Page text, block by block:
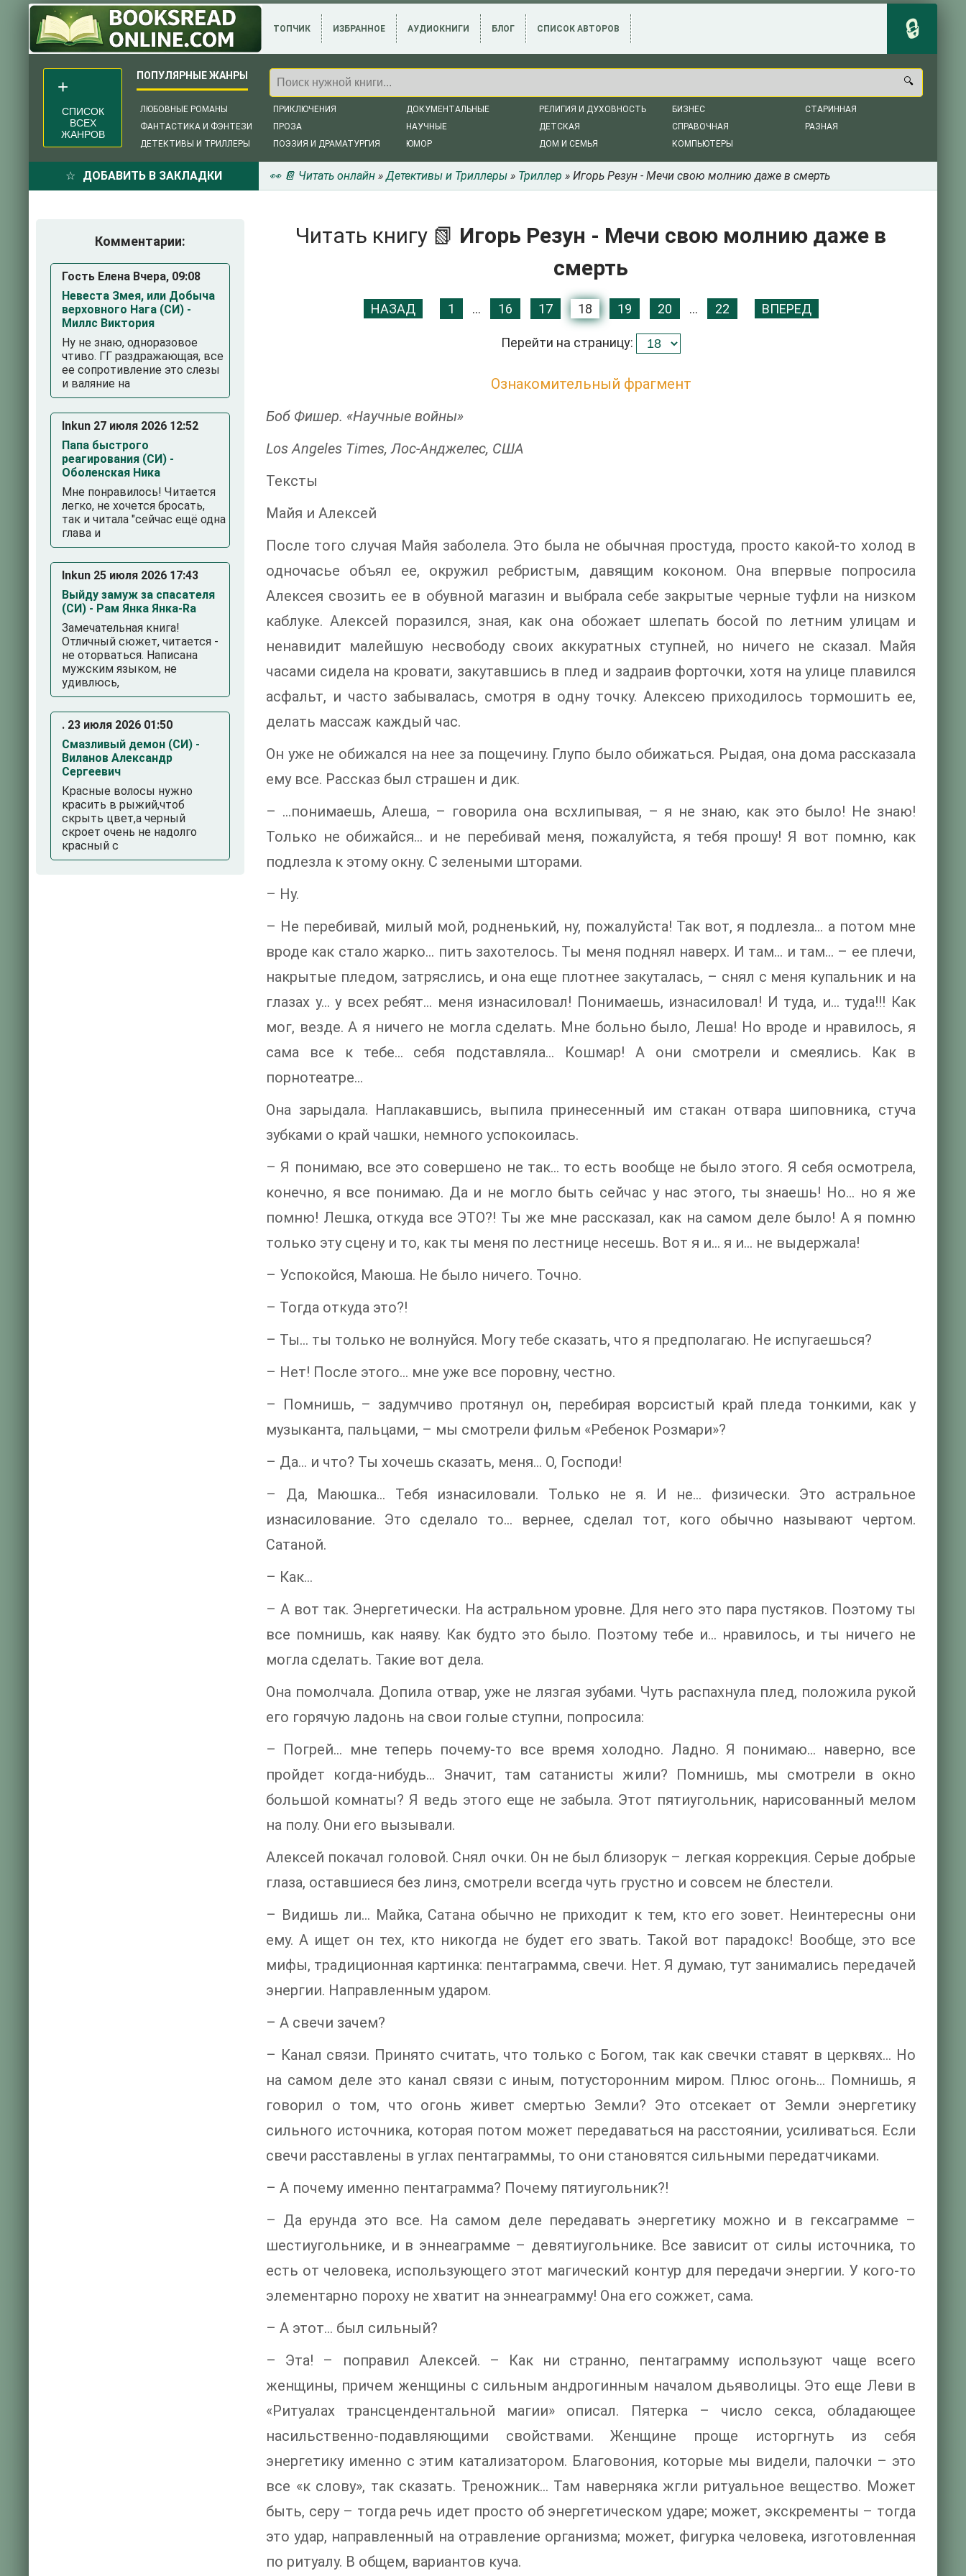
ТОПЧИК ИЗБРАННОЕ АУДИОКНИГИ БЛОГ СПИСОК АВТОРОВ
ЛЮБОВНЫЕ РОМАНЫ
ФАНТАСТИКА И ФЭНТЕЗИ
ДЕТЕКТИВЫ И ТРИЛЛЕРЫ
ПРИКЛЮЧЕНИЯ
ПРОЗА
ПОЭЗИЯ И ДРАМАТУРГИЯ
ДОКУМЕНТАЛЬНЫЕ
НАУЧНЫЕ
ЮМОР
РЕЛИГИЯ И ДУХОВНОСТЬ
ДЕТСКАЯ
ДОМ И СЕМЬЯ
БИЗНЕС
СПРАВОЧНАЯ
КОМПЬЮТЕРЫ
СТАРИННАЯ
РАЗНАЯ
СПИСОК
ВСЕХ
ЖАНРОВ
ДОБАВИТЬ В ЗАКЛАДКИ 👀 📔 Читать онлайн »Детективы и Триллеры » Триллер » Игорь Резун - Мечи свою молнию даже в смерть
Читать книгу 📗 Игорь Резун - Мечи свою молнию даже в
смерть
НАЗАД 1 ... 16 17 18 19 20 ... 22 ВПЕРЕД
Перейти на страницу:
Ознакомительный фрагмент
Боб Фишер. «Научные войны»
Los Angeles Times, Лос-Анджелес, США
Тексты
Майя и Алексей
После того случая Майя заболела. Это была не обычная простуда, просто какой-то холод в
одночасье объял ее, окружил ребристым, давящим коконом. Она впервые попросила
Алексея свозить ее в обувной магазин и выбрала себе закрытые черные туфли на низком
каблуке. Алексей поразился, зная, как она обожает шлепать босой по летним улицам и
ненавидит малейшую несвободу своих аккуратных ступней, но ничего не сказал. Майя
часами сидела на кровати, закутавшись в плед и задраив форточки, хотя на улице плавился
асфальт, и часто забывалась, смотря в одну точку. Алексею приходилось тормошить ее,
делать массаж каждый час.
Он уже не обижался на нее за пощечину. Глупо было обижаться. Рыдая, она дома рассказала
ему все. Рассказ был страшен и дик.
– …понимаешь, Алеша, – говорила она всхлипывая, – я не знаю, как это было! Не знаю!
Только не обижайся… и не перебивай меня, пожалуйста, я тебя прошу! Я вот помню, как
подлезла к этому окну. С зелеными шторами.
– Ну.
– Не перебивай, милый мой, родненький, ну, пожалуйста! Так вот, я подлезла… а потом мне
вроде как стало жарко… пить захотелось. Ты меня поднял наверх. И там… и там… – ее плечи,
накрытые пледом, затряслись, и она еще плотнее закуталась, – снял с меня купальник и на
глазах у… у всех ребят… меня изнасиловал! Понимаешь, изнасиловал! И туда, и… туда!!! Как
мог, везде. А я ничего не могла сделать. Мне больно было, Леша! Но вроде и нравилось, я
сама все к тебе… себя подставляла… Кошмар! А они смотрели и смеялись. Как в
порнотеатре…
Она зарыдала. Наплакавшись, выпила принесенный им стакан отвара шиповника, стуча
зубками о край чашки, немного успокоилась.
– Я понимаю, все это совершено не так… то есть вообще не было этого. Я себя осмотрела,
конечно, я все понимаю. Да и не могло быть сейчас у нас этого, ты знаешь! Но… но я же
помню! Лешка, откуда все ЭТО?! Ты же мне рассказал, как на самом деле было! А я помню
только эту сцену и то, как ты меня по лестнице несешь. Вот я и… я и… не выдержала!
– Успокойся, Маюша. Не было ничего. Точно.
– Тогда откуда это?!
– Ты… ты только не волнуйся. Могу тебе сказать, что я предполагаю. Не испугаешься?
– Нет! После этого… мне уже все поровну, честно.
– Помнишь, – задумчиво протянул он, перебирая ворсистый край пледа тонкими, как у
музыканта, пальцами, – мы смотрели фильм «Ребенок Розмари»?
– Да… и что? Ты хочешь сказать, меня… О, Господи!
– Да, Маюшка… Тебя изнасиловали. Только не я. И не… физически. Это астральное
изнасилование. Это сделало то… вернее, сделал тот, кого обычно называют чертом.
Сатаной.
– Как…
– А вот так. Энергетически. На астральном уровне. Для него это пара пустяков. Поэтому ты
все помнишь, как наяву. Как будто это было. Поэтому тебе и… нравилось, и ты ничего не
могла сделать. Такие вот дела.
Она помолчала. Допила отвар, уже не лязгая зубами. Чуть распахнула плед, положила рукой
его горячую ладонь на свои голые ступни, попросила:
– Погрей… мне теперь почему-то все время холодно. Ладно. Я понимаю… наверно, все
пройдет когда-нибудь… Значит, там сатанисты жили? Помнишь, мы смотрели в окно
большой комнаты? Я ведь этого еще не забыла. Этот пятиугольник, нарисованный мелом
на полу. Они его вызывали.
Алексей покачал головой. Снял очки. Он не был близорук – легкая коррекция. Серые добрые
глаза, оставшиеся без линз, смотрели всегда чуть грустно и совсем не блестели.
– Видишь ли… Майка, Сатана обычно не приходит к тем, кто его зовет. Неинтересны они
ему. А ищет он тех, кто никогда не будет его звать. Такой вот парадокс! Вообще, это все
мифы, традиционная картинка: пентаграмма, свечи. Нет. Я думаю, тут занимались передачей
энергии. Направленным ударом.
– А свечи зачем?
– Канал связи. Принято считать, что только с Богом, так как свечки ставят в церквях… Но
на самом деле это канал связи с иным, потусторонним миром. Плюс огонь… Помнишь, я
говорил о том, что огонь живет смертью Земли? Это отсекает от Земли энергетику
сильного источника, которая потом может передаваться на расстоянии, усиливаться. Если
свечи расставлены в углах пентаграммы, то они становятся сильными передатчиками.
– А почему именно пентаграмма? Почему пятиугольник?!
– Да ерунда это все. На самом деле передавать энергетику можно и в гексаграмме –
шестиугольнике, и в эннеаграмме – девятиугольнике. Все зависит от силы источника, то
есть от человека, использующего этот магический контур для передачи энергии. У кого-то
элементарно пороху не хватит на эннеаграмму! Она его сожжет, сама.
– А этот… был сильный?
– Эта! – поправил Алексей. – Как ни странно, пентаграмму используют чаще всего
женщины, причем женщины с сильным андрогинным началом дьяволицы. Это еще Леви в
«Ритуалах трансцендентальной магии» описал. Пятерка – число секса, обладающее
насильственно-подавляющими свойствами. Женщине проще исторгнуть из себя
энергетику именно с этим катализатором. Благовония, которые мы видели, палочки – это
все «к слову», так сказать. Треножник… Там наверняка жгли ритуальное вещество. Может
быть, серу – тогда речь идет просто об энергетическом ударе; может, экскременты – тогда
это удар, направленный на отравление организма; может, фигурка человека, изготовленная
по ритуалу. В общем, вариантов куча.
Комментарии:
Гость Елена Вчера, 09:08
Невеста Змея, или Добыча
верховного Нага (СИ) -
Миллс Виктория
Ну не знаю, одноразовое
чтиво. ГГ раздражающая, все
ее сопротивление это слезы
и валяние на
Inkun 27 июля 2026 12:52
Папа быстрого
реагирования (СИ) -
Оболенская Ника
Мне понравилось! Читается
легко, не хочется бросать,
так и читала "сейчас ещё одна
глава и
Inkun 25 июля 2026 17:43
Выйду замуж за спасателя
(СИ) - Рам Янка Янка-Ra
Замечательная книга!
Отличный сюжет, читается -
не оторваться. Написана
мужским языком, не
удивлюсь,
. 23 июля 2026 01:50
Смазливый демон (СИ) -
Виланов Александр
Сергеевич
Красные волосы нужно
красить в рыжий,чтоб
скрыть цвет,а черный
скроет очень не надолго
красный с